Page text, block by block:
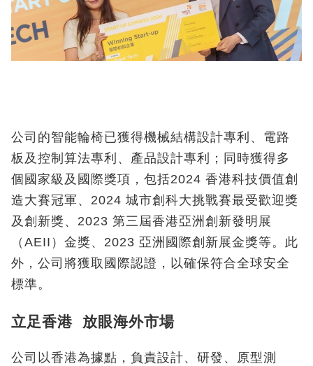
公司的智能輪椅已獲得機械結構設計專利、電路
板及控制算法專利、產品設計專利；同時獲得多
個國家級及國際獎項，包括2024 香港科技價值創
造大賽冠軍、2024 城市創科大挑戰賽最受歡迎獎
及創新獎、2023 第三屆香港亞洲創新發明展
（AEII）金獎、2023 亞洲國際創新展金獎等。此
外，公司將獲取國際認證，以確保符合全球安全
標準。
立足香港 放眼海外市場
公司以香港為據點，負責設計、研發、原型測